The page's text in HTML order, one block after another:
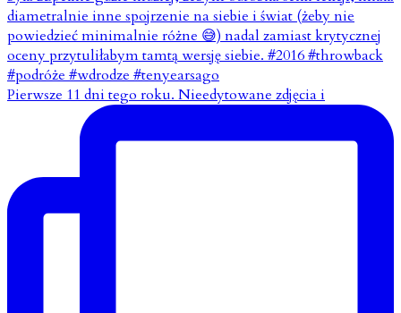
Pierwsze 11 dni tego roku. Nieedytowane zdjęcia i